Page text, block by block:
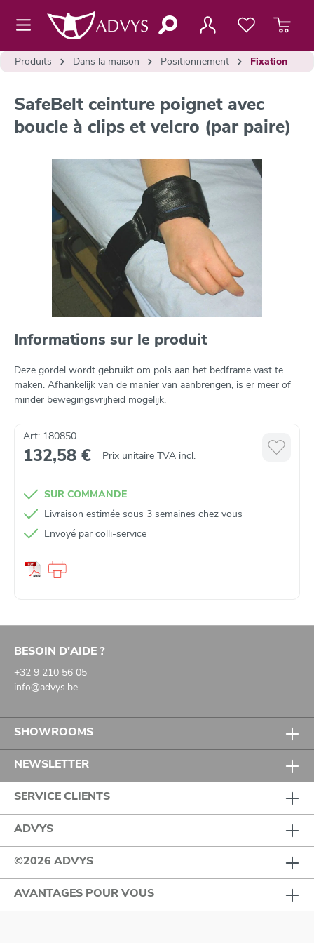
principal
Produits Dans la maison Positionnement Fixation
SafeBelt ceinture poignet avec
boucle à clips et velcro (par paire)
Informations sur le produit
Deze gordel wordt gebruikt om pols aan het bedframe vast te
maken. Afhankelijk van de manier van aanbrengen, is er meer of
minder bewegingsvrijheid mogelijk.
Art: 180850
132,58 € Prix unitaire TVA incl.
SUR COMMANDE
Livraison estimée sous 3 semaines chez vous
Envoyé par colli‑service
BESOIN D'AIDE ?
+32 9 210 56 05
info@advys.be
SHOWROOMS
NEWSLETTER
SERVICE CLIENTS
ADVYS
©2026 ADVYS
AVANTAGES POUR VOUS